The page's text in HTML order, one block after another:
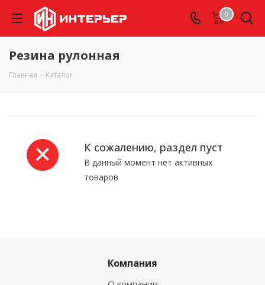
0
Резина рулонная
Главная - Каталог
К сожалению, раздел пуст
В данный момент нет активных
товаров
Компания